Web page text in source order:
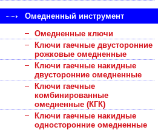
Омедненный инструмент
Омедненные ключи
Ключи гаечные двусторонние
рожковые омедненные
Ключи гаечные накидные
двусторонние омедненные
Ключи гаечные
комбинированные
омедненные (КГК)
Ключи гаечные накидные
односторонние омедненные